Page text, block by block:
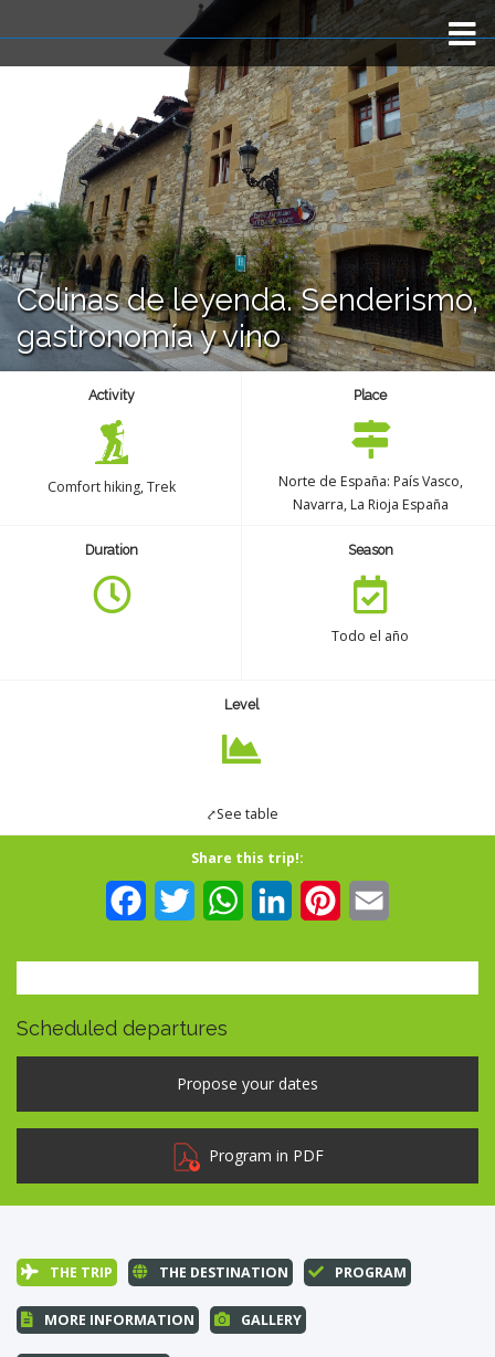
Inicio
TRIP TYPE
Viaje a medida
Fotos
BLOG
Contacto
Colinas de leyenda. Senderismo,
gastronomía y vino
Activity
Comfort hiking,Trek
Place
Norte de España: País Vasco,
Navarra, La Rioja España
Duration Season
Todo el año
Level
⤤See table
Share this trip!:
FacebookTwitter WhatsAppLinkedInPinterest
Scheduled departures
Program in PDF
THE TRIP THE DESTINATION PROGRAM
MORE INFORMATION GALLERY